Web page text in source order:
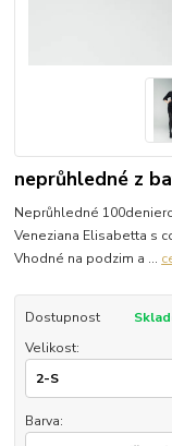
neprůhledné z
Neprůhledné
Veneziana Elisabetta s
Vhodné na podzim a ...
Dostupnost
Velikost:
Barva: